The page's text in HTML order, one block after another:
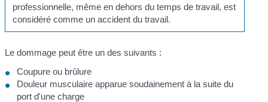
professionnelle, même en dehors du temps de travail, est
considéré comme un accident du travail.
Le dommage peut être un des suivants :
Coupure ou brûlure
Douleur musculaire apparue soudainement à la suite du
port d'une charge